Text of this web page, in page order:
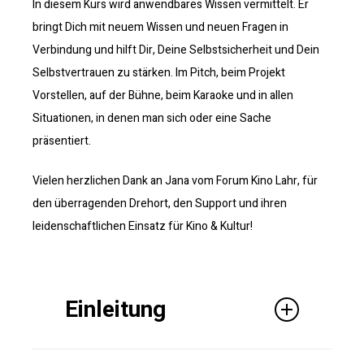
In diesem Kurs wird anwendbares Wissen vermittelt. Er
bringt Dich mit neuem Wissen und neuen Fragen in
Verbindung und hilft Dir, Deine Selbstsicherheit und Dein
Selbstvertrauen zu stärken. Im Pitch, beim Projekt
Vorstellen, auf der Bühne, beim Karaoke und in allen
Situationen, in denen man sich oder eine Sache
präsentiert.
Vielen herzlichen Dank an Jana vom Forum Kino Lahr, für
den überragenden Drehort, den Support und ihren
leidenschaftlichen Einsatz für Kino & Kultur!
Einleitung